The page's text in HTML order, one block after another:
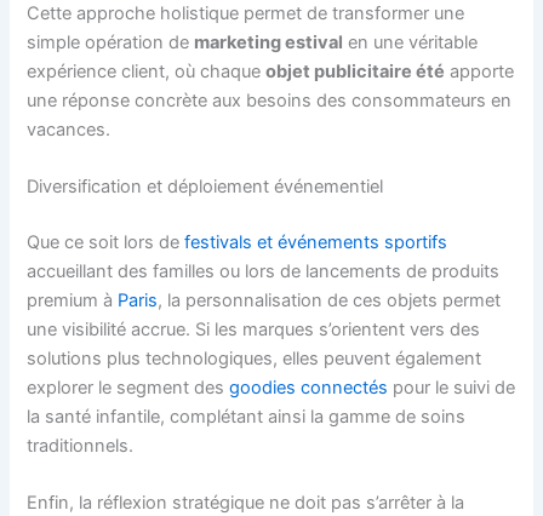
Cette approche holistique permet de transformer une
simple opération de marketing estival en une véritable
expérience client, où chaqueobjet publicitaire été apporte
une réponse concrète aux besoins des consommateurs en
vacances.
Diversification et déploiement événementiel
Que ce soit lors defestivals et événements sportifs
accueillant des familles ou lors de lancements de produits
premium à Paris, la personnalisation de ces objets permet
une visibilité accrue. Si les marques s’orientent vers des
solutions plus technologiques, elles peuvent également
explorer le segment desgoodies connectés pour le suivi de
la santé infantile, complétant ainsi la gamme de soins
traditionnels.
Enfin, la réflexion stratégique ne doit pas s’arrêter à la